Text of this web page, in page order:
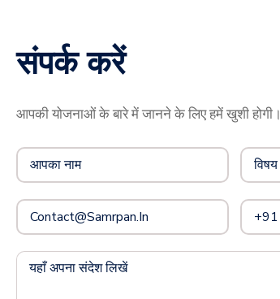
संपर्क करें
आपकी योजनाओं के बारे में जानने के लिए हमें खुशी होगी।